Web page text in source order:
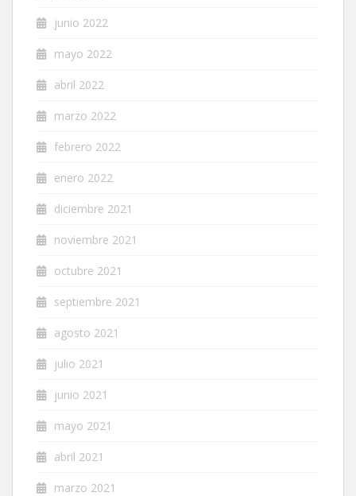
junio 2022
mayo 2022
abril 2022
marzo 2022
febrero 2022
enero 2022
diciembre 2021
noviembre 2021
octubre 2021
septiembre 2021
agosto 2021
julio 2021
junio 2021
mayo 2021
abril 2021
marzo 2021